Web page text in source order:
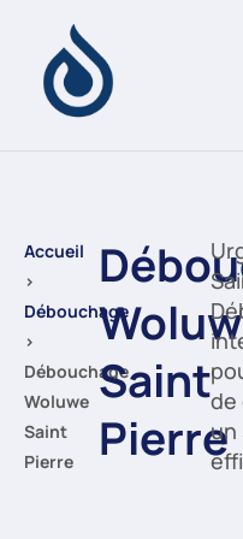
Accueil
›
Débouchage
›
Débouchage
Woluwe
Saint
Pierre
Saint
Pierre
de
un